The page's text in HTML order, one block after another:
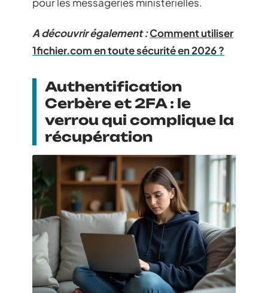
A découvrir également :Comment utiliser
1fichier.com en toute sécurité en 2026 ?
Authentification
Cerbère et 2FA : le
verrou qui complique la
récupération